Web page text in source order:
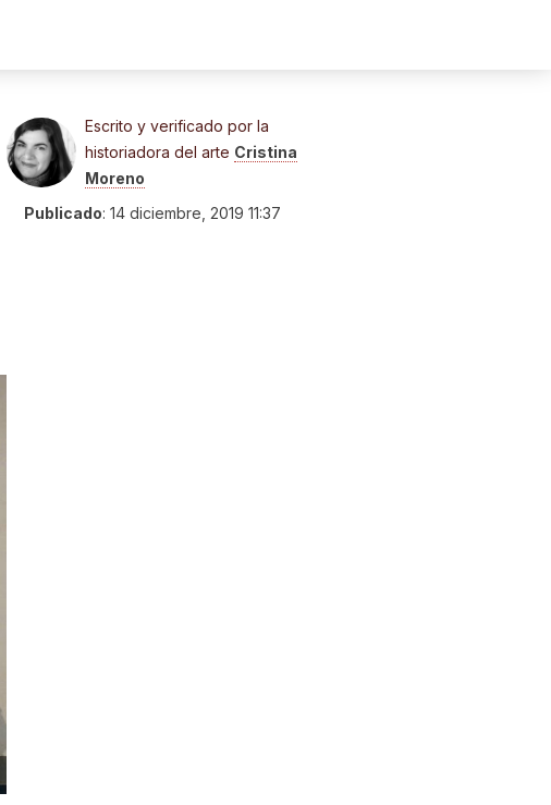
Escrito y verificado por la
historiadora del arte Cristina
Moreno
Publicado: 14 diciembre, 2019 11:37